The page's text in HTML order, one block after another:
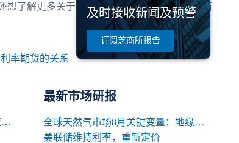
想了解更多关于期货期权知识内容，请关注芝商
率期货的关系
期货交易中合约名义价值的计算与应用解析
最新市场研报
全球天然气市场8月关键变量：地缘、天气与库存
美联储维持利率，重新定价
及时接收新闻及预警
订阅芝商所报告